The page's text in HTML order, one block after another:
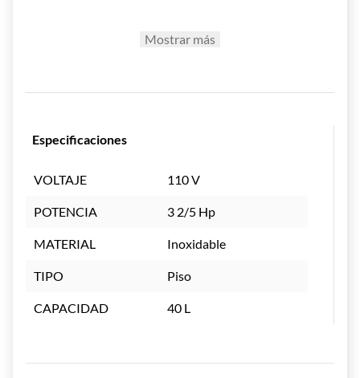
Capacidad de 40 litros, ideal para
RPM), ajustables según el tipo de
total para máxima seguridad.
Incluye 3 accesorios de acero inoxidable:
Tazón y componentes fabricados en acero
de limpiar.
velocidad constante y mezclas homogéneas.
estabilidad durante el funcionamiento.
Beneficios para tu Negocio
Mostrar más
Especificaciones
VOLTAJE 110 V
POTENCIA 3 2/5 Hp
MATERIAL Inoxidable
TIPO Piso
CAPACIDAD 40 L